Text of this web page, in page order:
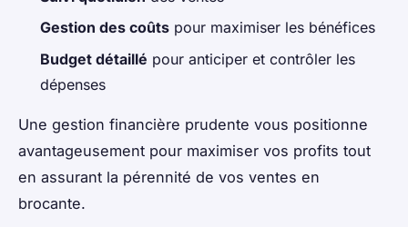
Gestion des coûts pour maximiser les bénéfices
Budget détaillé pour anticiper et contrôler les
dépenses
Une gestion financière prudente vous positionne
avantageusement pour maximiser vos profits tout
en assurant la pérennité de vos ventes en
brocante.